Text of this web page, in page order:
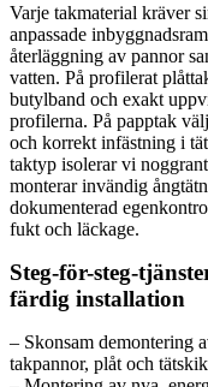
Varje takmaterial kräver
anpassade
återläggning av pannor
vatten. På profilerat
butylband och exakt
profilerna. På papptak
och korrekt infästning i
taktyp isolerar vi
monterar invändig
dokumenterad
fukt och läckage.
Steg-för-steg-
färdig installation
– Skonsam demontering
takpannor, plåt och